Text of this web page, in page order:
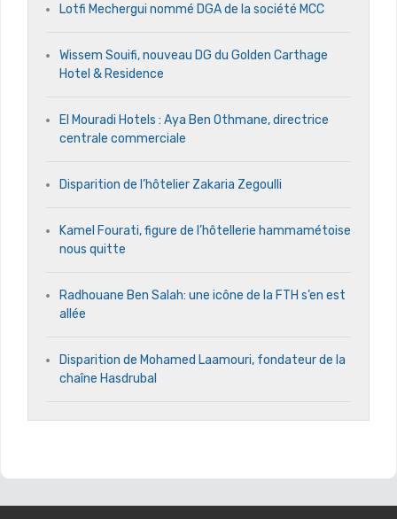
Lotfi Mechergui nommé DGA de la société MCC
Wissem Souifi, nouveau DG du Golden Carthage
Hotel & Residence
El Mouradi Hotels : Aya Ben Othmane, directrice
centrale commerciale
Disparition de l’hôtelier Zakaria Zegoulli
Kamel Fourati, figure de l’hôtellerie hammamétoise
nous quitte
Radhouane Ben Salah: une icône de la FTH s’en est
allée
Disparition de Mohamed Laamouri, fondateur de la
chaîne Hasdrubal